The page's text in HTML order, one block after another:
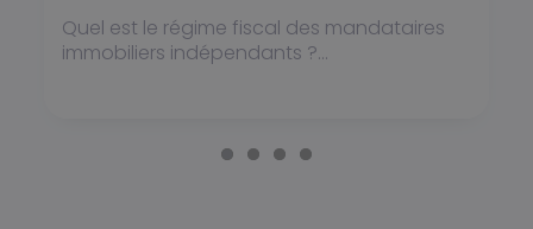
Quel est le régime fiscal des mandataires
immobiliers indépendants ?...